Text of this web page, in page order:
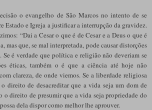
o evangelho de São Marcos no intento de se
Estado e Igreja a justificar a interrupção da gravidez.
“Dai a Cesar o que é de Cesar e a Deus o que é
mas que, se mal interpretada, pode causar distorções
Se é verdade que política e religião não deveriam se
éticas, também o é que a ciência até hoje não
clareza, de onde viemos. Se a liberdade religiosa
o direito de desacreditar que a vida seja um dom de
o direito de presumir que a vida seja propriedade do
dela dispor como melhor lhe aprouver.